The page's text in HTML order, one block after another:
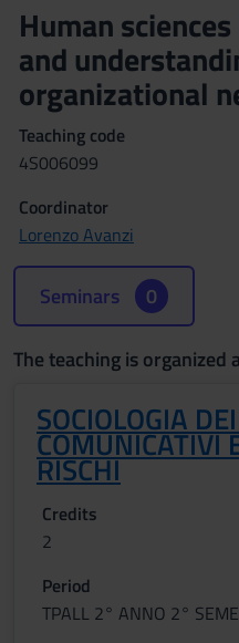
Human
and
organizational
Teaching code
4S006099
Coordinator
Lorenzo Avanzi
Seminars 0
The teaching is organized
SOCIOLOGIA
COMUNICATIVI
RISCHI
Credits
2
Period
TPALL 2° ANNO 2°